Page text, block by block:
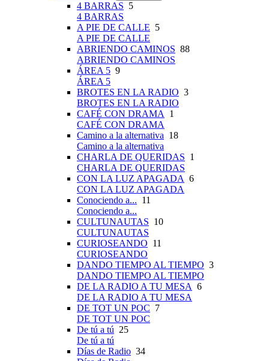
4 BARRAS 5
4 BARRAS
A PIE DE CALLE 5
A PIE DE CALLE
ABRIENDO CAMINOS 88
ABRIENDO CAMINOS
ÁREA 5 9
ÁREA 5
BROTES EN LA RADIO 3
BROTES EN LA RADIO
CAFÉ CON DRAMA
1
CAFÉ CON DRAMA
Camino a la alternativa 18
Camino a la alternativa
CHARLA DE QUERIDAS 1
CHARLA DE QUERIDAS
CON LA LUZ APAGADA 6
CON LA LUZ APAGADA
Conociendo a... 11
Conociendo a...
CULTUNAUTAS 10
CULTUNAUTAS
CURIOSEANDO 11
CURIOSEANDO
DANDO TIEMPO AL TIEMPO 3
DANDO TIEMPO AL TIEMPO
DE LA RADIO A TU MESA 6
DE LA RADIO A TU MESA
DE TOT UN POC 7
DE TOT UN POC
De tú a tú 25
De tú a tú
Días de Radio 34